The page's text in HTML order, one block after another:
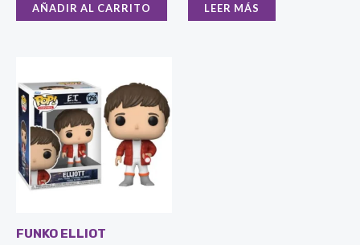
AÑADIR AL CARRITO LEER MÁS
FUNKO ELLIOT